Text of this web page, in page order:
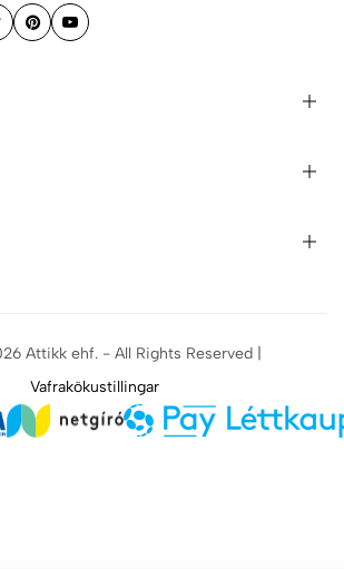
Attikk ehf. - All Rights Reserved |
Vafrakökustillingar